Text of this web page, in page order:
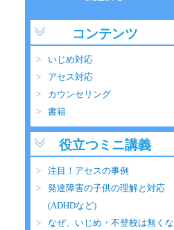
コンテンツ
いじめ対応
アセス対応
カウンセリング
書籍
役立つミニ講義
注目！アセスの事例
発達障害の子供の理解と対応
(ADHDなど)
なぜ、いじめ・不登校は無くな